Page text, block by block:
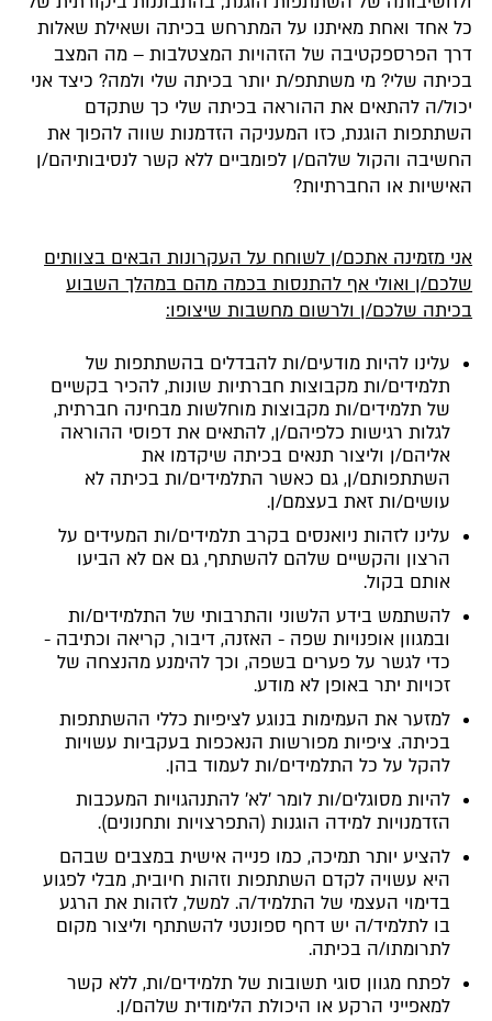
כל אחד ואחת מאיתנו על המתרחש בכיתה ושאילת שאלות
דרך הפרספקטיבה של הזהויות המצטלבות – מה המצב
בכיתה שלי? מי משתתפ/ת יותר בכיתה שלי ולמה? כיצד אני
יכול/ה להתאים את ההוראה בכיתה שלי כך שתקדם
השתתפות הוגנת, כזו המעניקה הזדמנות שווה להפוך את
החשיבה והקול שלהם/ן לפומביים ללא קשר לנסיבותיהם/ן
האישיות או החברתיות?
אני מזמינה אתכם/ן לשוחח על העקרונות הבאים בצוותים
שלכם/ן ואולי אף להתנסות בכמה מהם במהלך השבוע
בכיתה שלכם/ן ולרשום מחשבות שיצופו:
עלינו להיות מודעים/ות להבדלים בהשתתפות של
תלמידים/ות מקבוצות חברתיות שונות, להכיר בקשיים
של תלמידים/ות מקבוצות מוחלשות מבחינה חברתית,
לגלות רגישות כלפיהם/ן, להתאים את דפוסי ההוראה
אליהם/ן וליצור תנאים בכיתה שיקדמו את
השתתפותם/ן, גם כאשר התלמידים/ות בכיתה לא
עושים/ות זאת בעצמם/ן.
עלינו לזהות ניואנסים בקרב תלמידים/ות המעידים על
הרצון והקשיים שלהם להשתתף, גם אם לא הביעו
אותם בקול.
להשתמש בידע הלשוני והתרבותי של התלמידים/ות
ובמגוון אופנויות שפה - האזנה, דיבור, קריאה וכתיבה -
כדי לגשר על פערים בשפה, וכך להימנע מהנצחה של
זכויות יתר באופן לא מודע.
למזער את העמימות בנוגע לציפיות כללי ההשתתפות
בכיתה. ציפיות מפורשות הנאכפות בעקביות עשויות
להקל על כל התלמידים/ות לעמוד בהן.
להיות מסוגלים/ות לומר 'לא' להתנהגויות המעכבות
הזדמנויות למידה הוגנות (התפרצויות ותחנונים).
להציע יותר תמיכה, כמו פנייה אישית במצבים שבהם
היא עשויה לקדם השתתפות וזהות חיובית, מבלי לפגוע
בדימוי העצמי של התלמיד/ה. למשל, לזהות את הרגע
בו לתלמיד/ה יש דחף ספונטני להשתתף וליצור מקום
לתרומתו/ה בכיתה.
לפתח מגוון סוגי תשובות של תלמידים/ות, ללא קשר
למאפייני הרקע או היכולת הלימודית שלהם/ן.